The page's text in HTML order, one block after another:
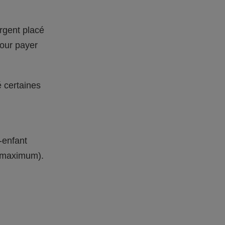
placé
payer
certaines
enfant